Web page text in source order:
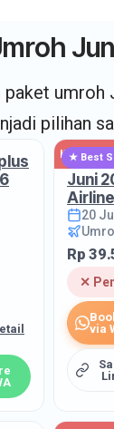
umroh
pilihan
★ Best
Kursi
Juni
20
Rp
✕
via